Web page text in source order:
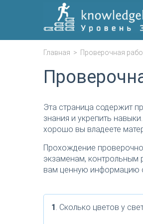
Главная > Проверочная
Эта страница содержит
знания и укрепить
хорошо вы владеете
Прохождение
экзаменам, контрольным
вам ценную информацию
1. Сколько цветов у